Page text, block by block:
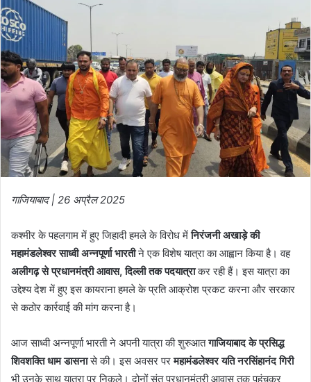
गाजियाबाद | 26 अप्रैल 2025
कश्मीर के पहलगाम में हुए जिहादी हमले के विरोध मेंनिरंजनी अखाड़े की
महामंडलेश्वर साध्वी अन्नपूर्णा भारतीने एक विशेष यात्रा का आह्वान किया है। वह
अलीगढ़ से प्रधानमंत्री आवास, दिल्ली तक पदयात्राकर रही हैं। इस यात्रा का
उद्देश्य देश में हुए इस कायराना हमले के प्रति आक्रोश प्रकट करना और सरकार
से कठोर कार्रवाई की मांग करना है।
आज साध्वी अन्नपूर्णा भारती ने अपनी यात्रा की शुरुआतगाजियाबाद के प्रसिद्ध
शिवशक्ति धाम डासनासे की। इस अवसर परमहामंडलेश्वर यति नरसिंहानंद गिरी
भी उनके साथ यात्रा पर निकले। दोनों संत प्रधानमंत्री आवास तक पहुंचकर